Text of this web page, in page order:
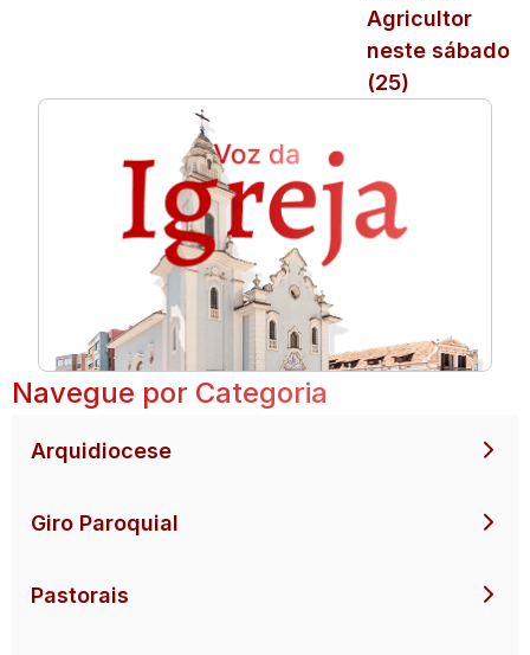
Agricultor
neste sábado
(25)
Navegue por Categoria
Arquidiocese
Giro Paroquial
Pastorais